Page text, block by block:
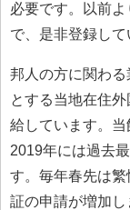
必要です。以前
で、是非登録して
邦人の方に関わ
とする当地在住
給しています。
2019年には過去
す。毎年春先は
証の申請が増加